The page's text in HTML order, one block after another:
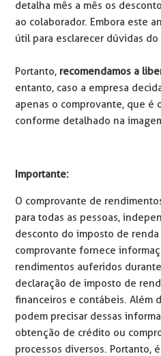
detalha mês a mês os
ao colaborador. Embora este
útil para esclarecer dúvidas
Portanto, recomendamos a
entanto, caso a empresa
apenas o comprovante, que é
conforme detalhado na
Importante:
O comprovante de
para todas as pessoas,
desconto do imposto de renda
comprovante fornece
rendimentos auferidos
declaração de imposto de
financeiros e contábeis. Além
podem precisar dessas
obtenção de crédito ou
processos diversos. Portanto,